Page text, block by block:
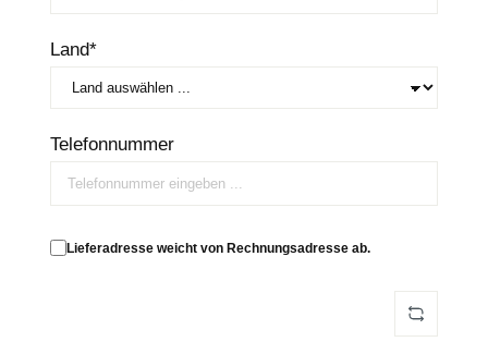
Land*
Telefonnummer
Lieferadresse weicht von Rechnungsadresse ab.